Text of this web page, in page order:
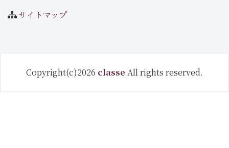
サイトマップ
Copyright(c)2026 classe All rights reserved.